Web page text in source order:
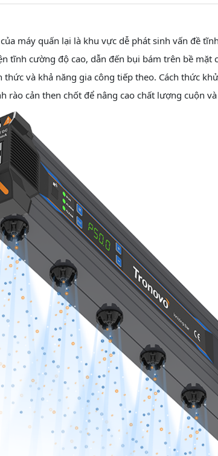
máy quấn lại là khu vực dễ phát sinh vấn đề
tĩnh cường độ cao, dẫn đến bụi bám trên bề
và khả năng gia công tiếp theo. Cách thức
cản then chốt để nâng cao chất lượng cuộn